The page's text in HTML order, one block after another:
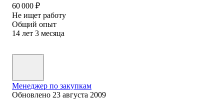
60 000 ₽
Не ищет работу
Общий опыт
14 лет 3 месяца
Менеджер по закупкам
Обновлено 23 августа 2009